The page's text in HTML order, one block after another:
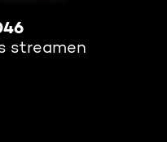
streamen